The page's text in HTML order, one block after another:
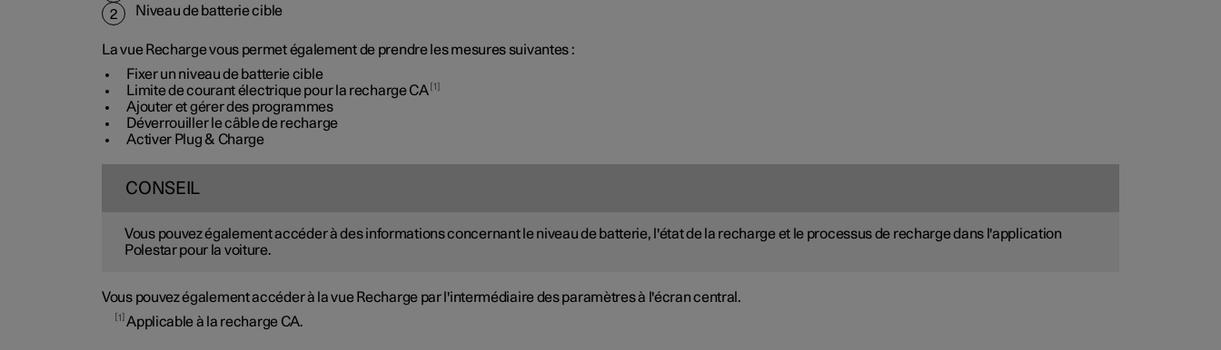
2
Niveau de batterie cible
La vue Recharge vous permet également de prendre les mesures suivantes :
Fixer un niveau de batterie cible
Limite de courant électrique pour la recharge CA 1
Ajouter et gérer des programmes
Déverrouiller le câble de recharge
Activer Plug & Charge
CONSEIL
Vous pouvez également accéder à des informations concernant le niveau de batterie, l'état de la recharge et le processus de recharge dans l'application
Polestar pour la voiture.
Vous pouvez également accéder à la vue Recharge par l'intermédiaire des paramètres à l'écran central.
1 Applicable à la recharge CA.